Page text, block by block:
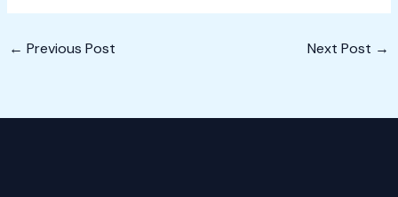
← Previous Post Next Post →